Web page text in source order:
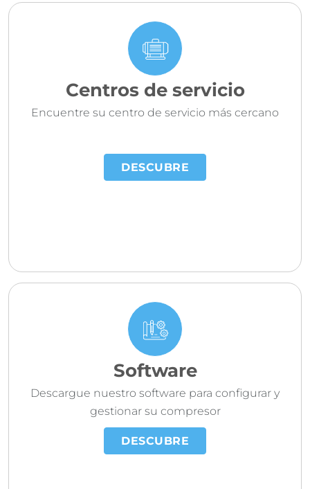
Centros de servicio
Encuentre su centro de servicio más cercano
DESCUBRE
Software
Descargue nuestro software para configurar y
gestionar su compresor
DESCUBRE